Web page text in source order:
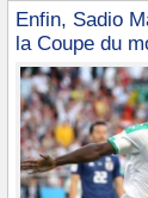
Enfin, Sadio
la Coupe du